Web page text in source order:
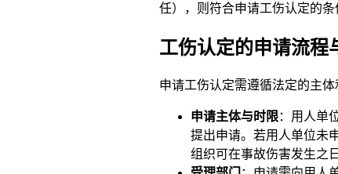
任），则符合申请工伤认定的条
工伤认定的申请流程
申请工伤认定需遵循法定的主体
申请主体与时限：用人单
提出申请。若用人单位未
组织可在事故伤害发生之